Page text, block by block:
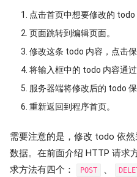
点击首页中想要修改的 todo
页面跳转到编辑页面。
修改这条 todo 内容，点击保
将输入框中的 todo 内容通过
服务器端将修改后的 todo 保
重新返回到程序首页。
需要注意的是，修改 todo 依然
数据。在前面介绍 HTTP 请求
求方法有四个：
POST 、